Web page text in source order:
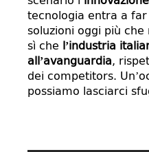
tecnologia entra a
soluzioni oggi più
sì che l’industria
all’avanguardia,
dei competitors.
possiamo lasciarci